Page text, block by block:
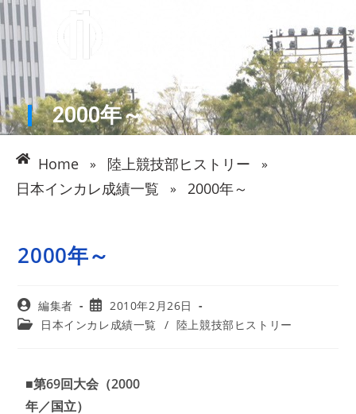
2000年～
Home » 陸上競技部ヒストリー »
日本インカレ成績一覧 » 2000年～
2000年～
編集者
2010年2月26日
日本インカレ成績一覧 / 陸上競技部ヒストリー
■第69回大会（2000
年／国立）